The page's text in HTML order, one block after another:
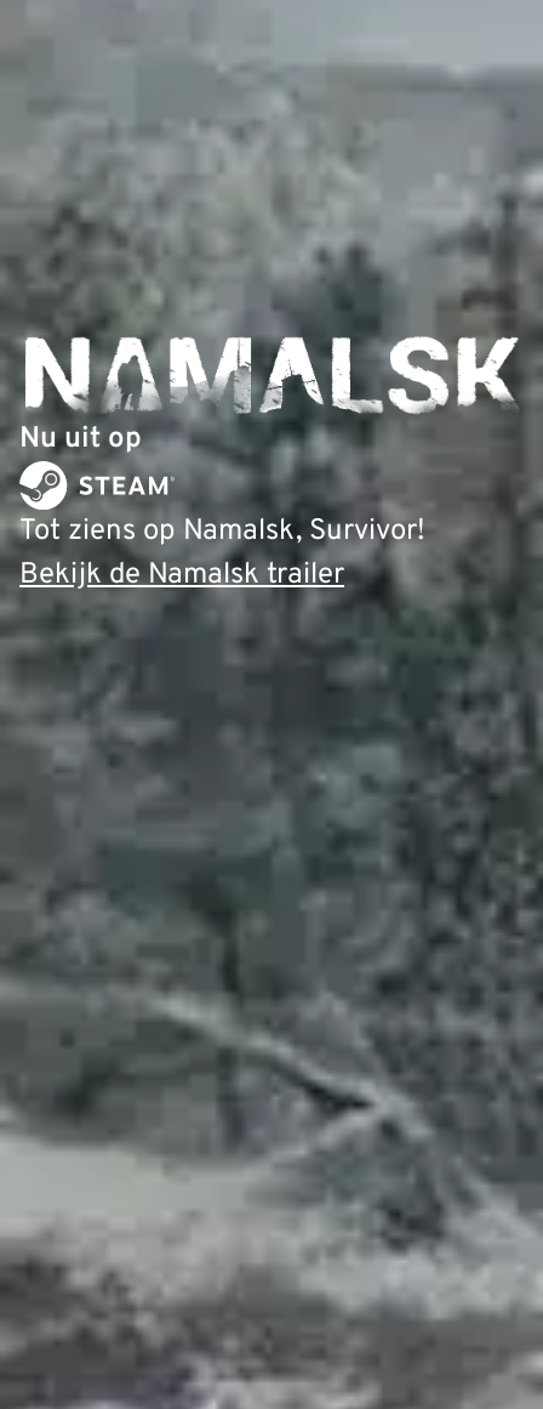
Nu uit op
Tot ziens op Namalsk, Survivor!
Bekijk de Namalsk trailer